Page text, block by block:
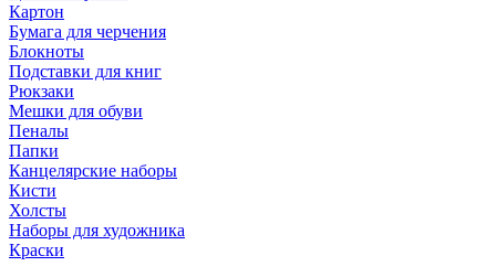
Картон
Бумага для черчения
Блокноты
Подставки для книг
Рюкзаки
Мешки для обуви
Пеналы
Папки
Канцелярские наборы
Кисти
Холсты
Наборы для художника
Краски